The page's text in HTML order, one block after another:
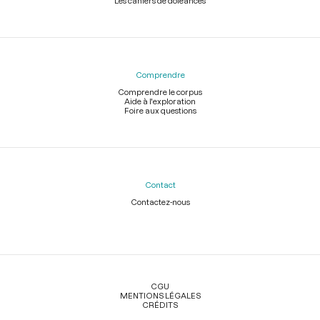
Comprendre
Comprendre le corpus
Aide à l'exploration
Foire aux questions
Contact
Contactez-nous
Légal
CGU
MENTIONS LÉGALES
CRÉDITS